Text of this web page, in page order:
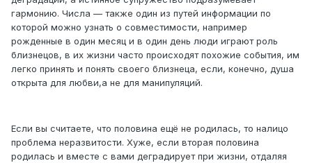
гармонию. Числа — также один из путей информации по
которой можно узнать о совместимости, например
рожденные в один месяц и в один день люди играют роль
близнецов, в их жизни часто происходят похожие события, им
легко принять и понять своего близнеца, если, конечно, душа
открыта для любви,а не для манипуляций.
Если вы считаете, что половина ещё не родилась, то налицо
проблема неразвитости. Хуже, если вторая половина
родилась и вместе с вами деградирует при жизни, отдаляя